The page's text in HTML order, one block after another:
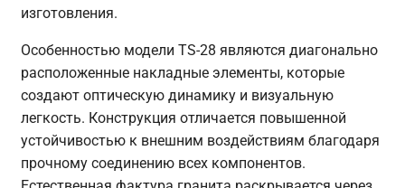
изготовления.
Особенностью модели TS-28 являются диагонально
расположенные накладные элементы, которые
создают оптическую динамику и визуальную
легкость. Конструкция отличается повышенной
устойчивостью к внешним воздействиям благодаря
прочному соединению всех компонентов.